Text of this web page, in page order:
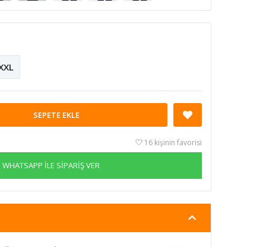
SEPETE EKLE
16 kişinin favorisi
WHATSAPP İLE SİPARİŞ VER